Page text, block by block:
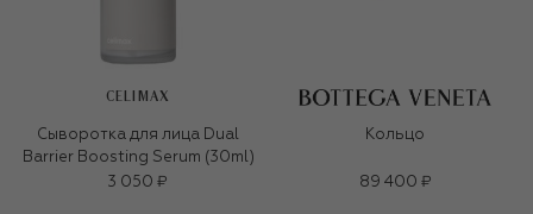
CELIMAX
Сыворотка для лица Dual
Barrier Boosting Serum (30ml)
3 050 ₽
Кольцо
89 400 ₽